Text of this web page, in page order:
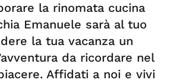
la rinomata cucina
Emanuele sarà al tuo
la tua vacanza un
da ricordare nel
Affidati a noi e vivi